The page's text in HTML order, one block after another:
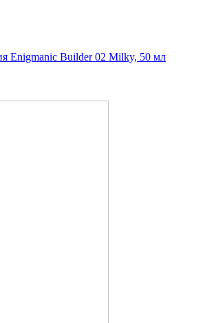
Enigmanic Builder 02 Milky, 50 мл